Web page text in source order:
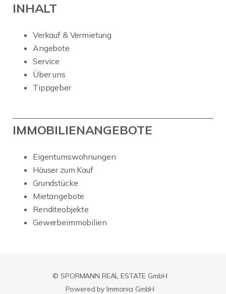
INHALT
Verkauf & Vermietung
Angebote
Service
Über uns
Tippgeber
IMMOBILIENANGEBOTE
Eigentumswohnungen
Häuser zum Kauf
Grundstücke
Mietangebote
Renditeobjekte
Gewerbeimmobilien
© SPORMANN REAL ESTATE GmbH
Powered by Immonia GmbH